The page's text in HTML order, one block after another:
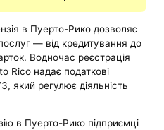
в Пуерто-Рико дозволяє
— від кредитування до
Водночас реєстрація
Rico надає податкові
який регулює діяльність
в Пуерто-Рико підприємці